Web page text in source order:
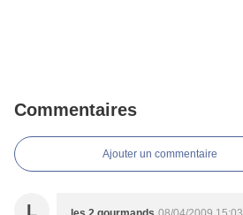
Commentaires
Ajouter un commentaire
L